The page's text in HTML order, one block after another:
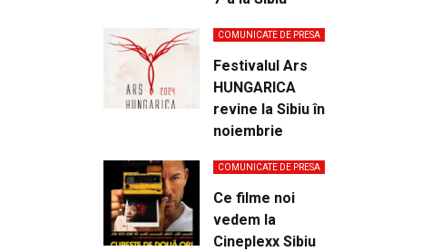
COMUNICATE DE PRESA
Festivalul Ars
HUNGARICA
revine la Sibiu în
noiembrie
COMUNICATE DE PRESA
Ce filme noi
vedem la
Cineplexx Sibiu